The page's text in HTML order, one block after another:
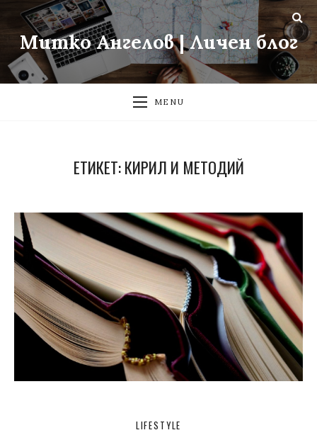
Митко Ангелов | Личен блог
MENU
ЕТИКЕТ:КИРИЛ И МЕТОДИЙ
LIFESTYLE